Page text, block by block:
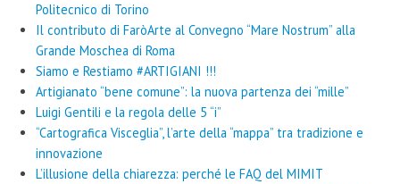
Politecnico di Torino
Il contributo di FaròArte al Convegno “Mare Nostrum” alla
Grande Moschea di Roma
Siamo e Restiamo #ARTIGIANI !!!
Artigianato “bene comune”: la nuova partenza dei “mille”
Luigi Gentili e la regola delle 5 “i”
“Cartografica Visceglia”, l’arte della “mappa” tra tradizione e
innovazione
L’illusione della chiarezza: perché le FAQ del MIMIT